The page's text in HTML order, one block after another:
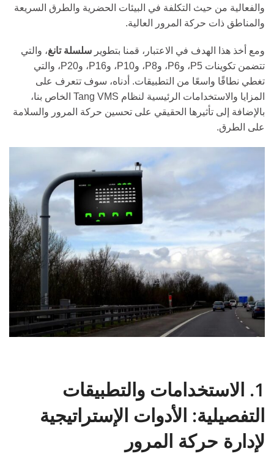
والفعالية من حيث التكلفة في البيئات الحضرية والطرق السريعة
والمناطق ذات حركة المرور العالية.
ومع أخذ هذا الهدف في الاعتبار، قمنا بتطوير سلسلة تانغ، والتي
تتضمن تكوينات P5، وP6، وP8، وP10، وP16، وP20، والتي
تغطي نطاقًا واسعًا من التطبيقات. أدناه، سوف تتعرف على
المزايا والاستخدامات الرئيسية لنظام Tang VMS الخاص بنا،
بالإضافة إلى تأثيرها الحقيقي على تحسين حركة المرور والسلامة
على الطرق.
1. الاستخدامات والتطبيقات
التفصيلية: الأدوات الإستراتيجية
لإدارة حركة المرور